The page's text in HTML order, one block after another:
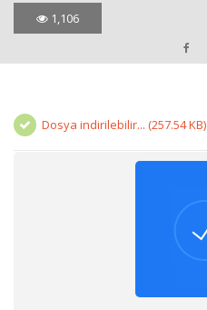
1,106
Dosya indirilebilir... (257.54 KB)